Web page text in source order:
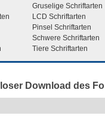
Gruselige Schriftarten
LCD Schriftarten
Pinsel Schriftarten
Schwere Schriftarten
Tiere Schriftarten
Download des